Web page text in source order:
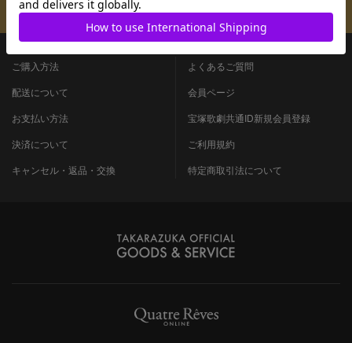
メールマガジンのご案内
ご購入方法
配送について
お支払い方法
決済について
キャンセル・返品・交換
よくあるご質問
会員ページ
宝塚歌劇共通ID新規会員登録
ご利用規約
特定商取引法について